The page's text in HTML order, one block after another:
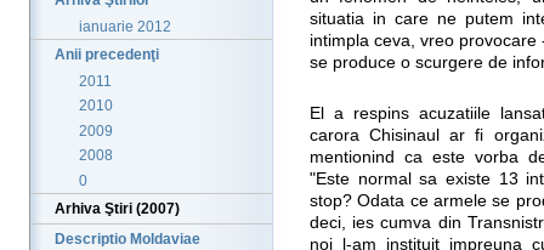
ianuarie 2012
Anii precedenţi
2011
2010
2009
2008
0
Arhiva Ştiri (2007)
Descriptio Moldaviae
situatia in care ne putem
intimpla ceva, vreo
se produce o scurgere de
El a respins acuzatiile
carora Chisinaul ar fi
mentionind ca este vorba
"Este normal sa existe 13
stop? Odata ce armele se
deci, ies cumva din
noi l-am instituit impreuna